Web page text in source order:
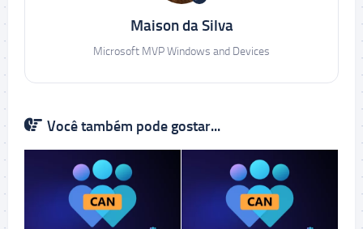
Maison da Silva
Microsoft MVP Windows and Devices
Você também pode gostar...